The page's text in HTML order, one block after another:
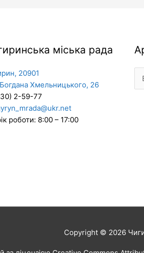
міська рада
20901
Хмельницького, 26
2-59-77
роботи: 8:00 – 17:00
Copyright © 2026